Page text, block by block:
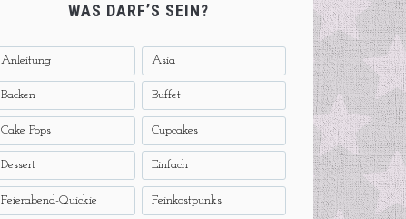
WAS DARF’S SEIN?
Anleitung Asia
Backen Buffet
Cake Pops Cupcakes
Dessert Einfach
Feierabend-Quickie Feinkostpunks